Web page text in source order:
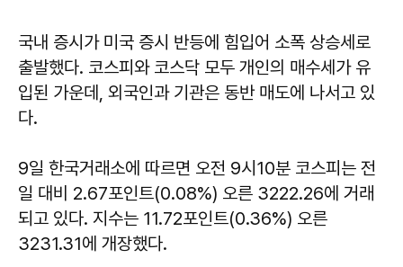
국내 증시가 미국 증시 반등에 힘입어 소폭 상승세로
출발했다. 코스피와 코스닥 모두 개인의 매수세가 유
입된 가운데, 외국인과 기관은 동반 매도에 나서고 있
다.
9일 한국거래소에 따르면 오전 9시10분 코스피는 전
일 대비 2.67포인트(0.08%) 오른 3222.26에 거래
되고 있다. 지수는 11.72포인트(0.36%) 오른
3231.31에 개장했다.